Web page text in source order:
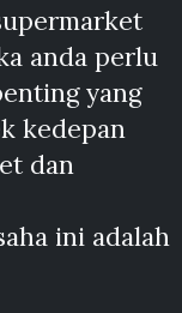
anda perlu
yang
kedepan
dan
ini adalah